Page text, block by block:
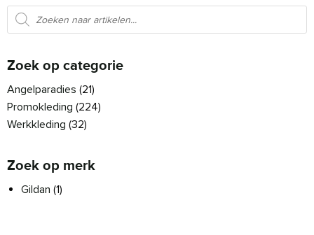
Producten zoeken
Zoek op categorie
Angelparadies (21)
Promokleding (224)
Werkkleding (32)
Zoek op merk
Gildan (1)